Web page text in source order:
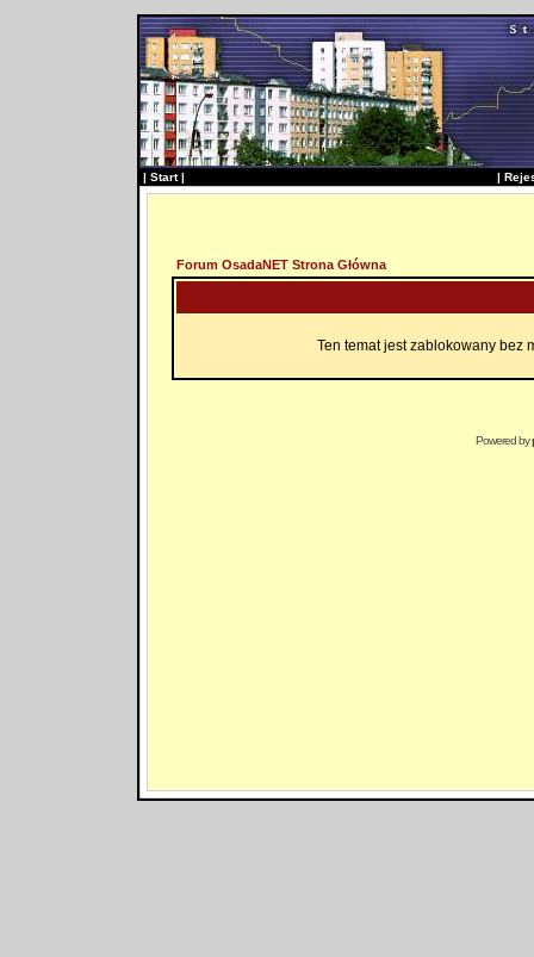
| Start| |
Forum OsadaNET Strona Główna
Ten temat jest zablokowany bez
Powered by